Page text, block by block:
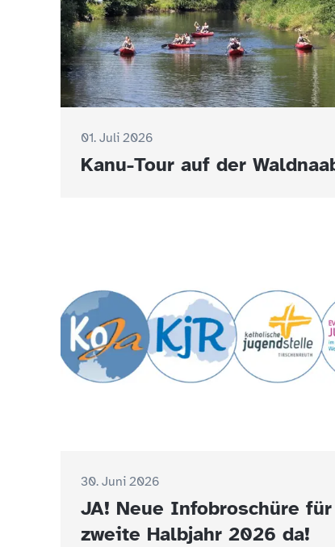
01. Juli 2026
Kanu-Tour auf der
30. Juni 2026
JA! Neue Infobroschüre
zweite Halbjahr 2026 da!